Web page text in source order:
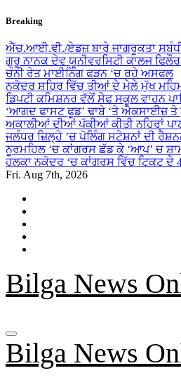
Skip
content
Breaking
ਐੱਚ.ਆਈ.ਵੀ./ਏਡਜ਼ ਬਾਰੇ ਜਾਗਰੂਕਤਾ
ਗੁਰੂ ਨਾਨਕ ਦੇਵ ਯੂਨੀਵਰਸਿਟੀ ਕਾਲਜ
ਚੰਨੀ ਰੇਤ ਮਾਈਨਿੰਗ ਫੜਨ ‘ਚ ਰਹੇ ਅਸਫਲ
ਨਕੋਦਰ ਸ਼ਹਿਰ ਵਿੱਚ ਤੀਆਂ ਦੇ ਮੇਲੇ ਮੁੱਖ
ਡਿਪਟੀ ਕਮਿਸ਼ਨਰ ਵੱਲੋਂ ਸੇਫ ਸਕੂਲ ਵਾਹਨ
‘ਆਗਦ ਫਾਸਟ ਫੂਡ’ ਢਾਬੇ ‘ਤੇ ਐਕਸਾਈਜ਼ ਤੇ
ਅਕਾਲੀਆਂ ਦੀਆਂ ਪੱਕੀਆਂ ਕੀਤੀ ਨਹਿਰਾਂ
ਜਲੰਧਰ ਜ਼ਿਲ੍ਹੇ ’ਚ ਪੋਲਿੰਗ ਸਟੇਸ਼ਨਾਂ ਦੀ
ਨੂਰਮਹਿਲ ‘ਚ ਕਾਂਗਰਸ ਛੱਡ ਕੇ ‘ਆਪ’ ਚ
ਹਲਕਾ ਨਕੋਦਰ ‘ਚ ਕਾਂਗਰਸ ਵਿੱਚ ਟਿਕਟ ਦੇ
Fri. Aug 7th, 2026
Bilga News
Bilga News